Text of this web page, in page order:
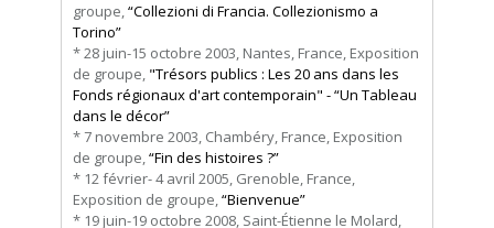
groupe,“Collezioni di Francia. Collezionismo a
Torino”
* 28 juin-15 octobre 2003, Nantes, France, Exposition
de groupe, "Trésors publics : Les 20 ans dans les
Fonds régionaux d'art contemporain" - “Un Tableau
dans le décor”
* 7 novembre 2003, Chambéry, France, Exposition
de groupe,“Fin des histoires ?”
* 12 février- 4 avril 2005, Grenoble, France,
Exposition de groupe,“Bienvenue”
* 19 juin-19 octobre 2008, Saint-Étienne le Molard,